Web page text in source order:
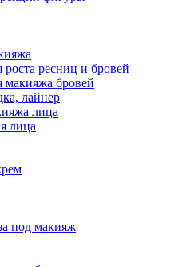
роста ресниц и бровей
макияжа бровей
лайнер
лица
лица
под макияж